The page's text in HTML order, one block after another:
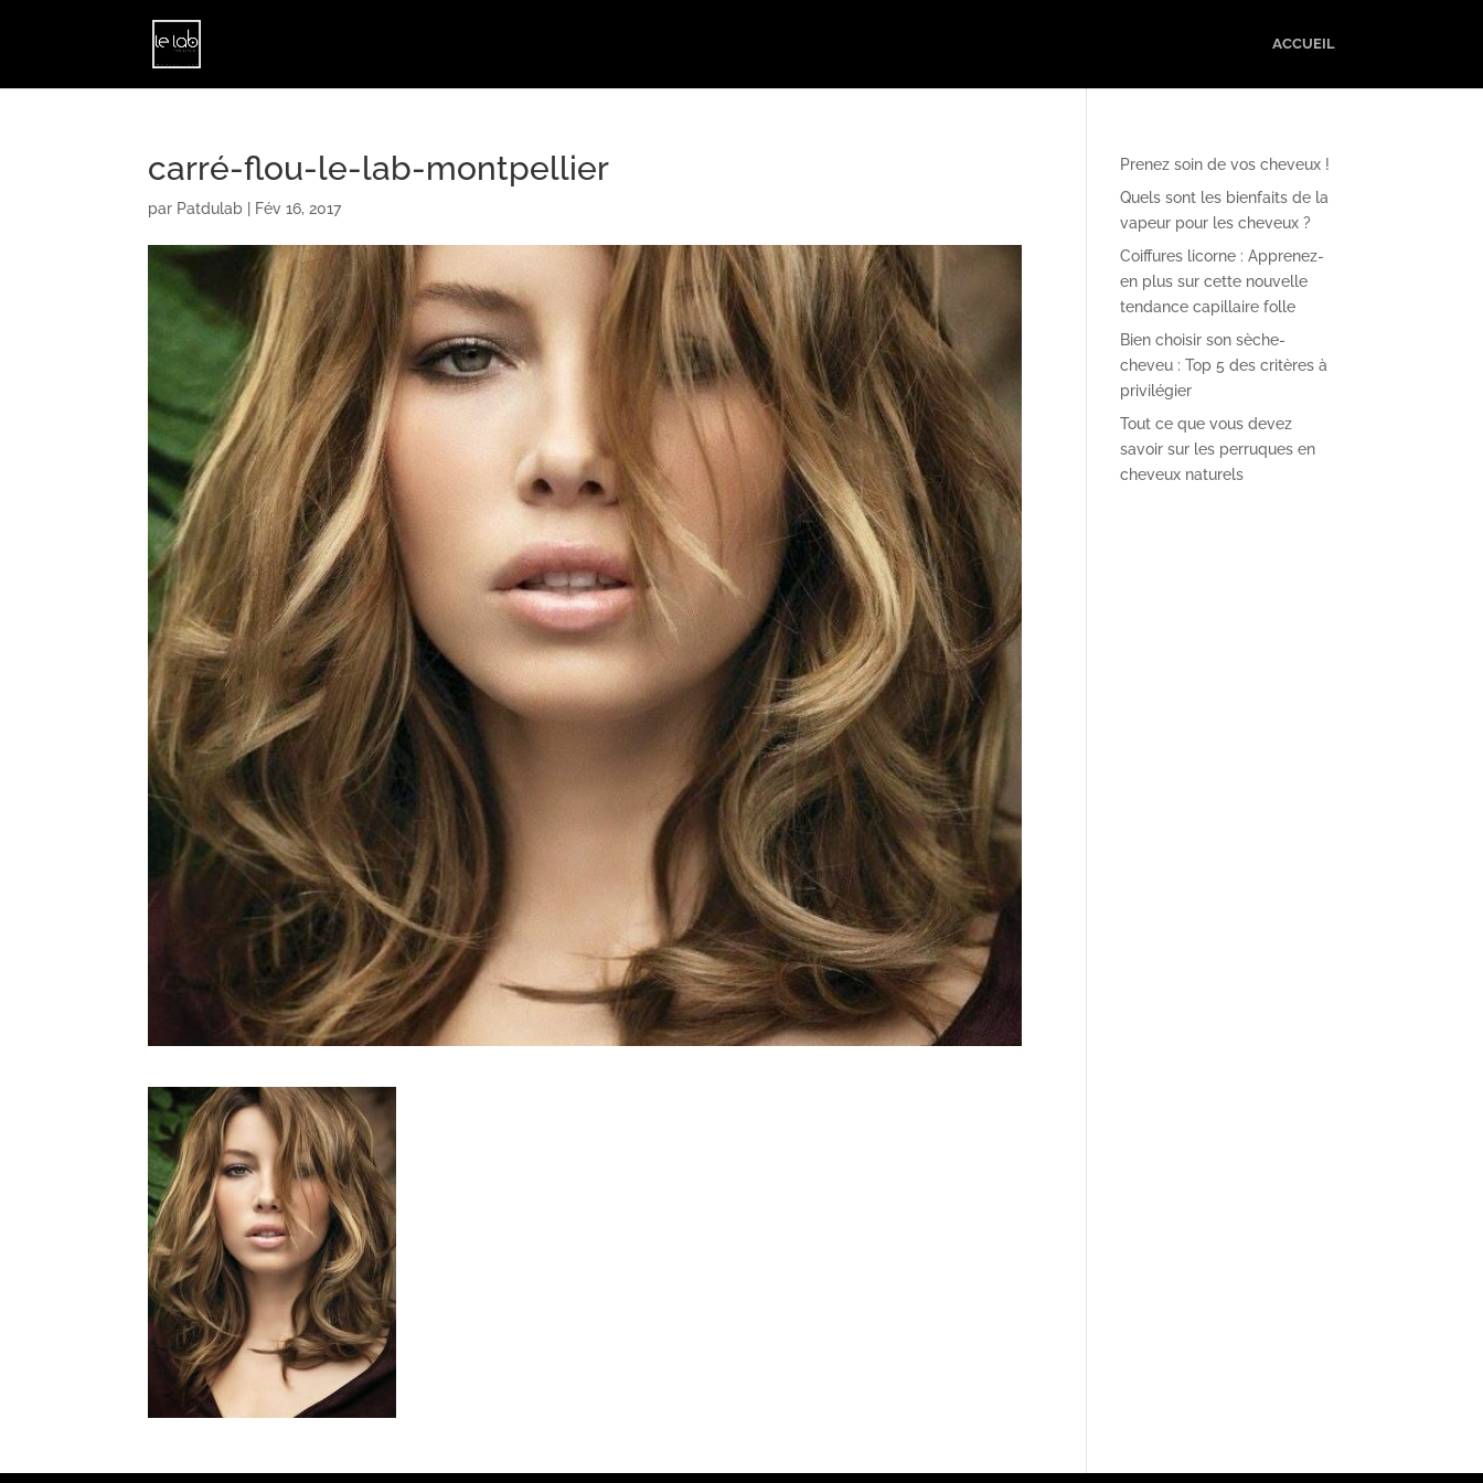
ACCUEIL
carré-flou-le-lab-montpellier
par Patdulab Fév 16, 2017
Prenez soin de vos cheveux !
Quels sont les bienfaits de la
vapeur pour les cheveux ?
Coiffures licorne : Apprenez-
en plus sur cette nouvelle
tendance capillaire folle
Bien choisir son sèche-
cheveu : Top 5 des critères à
privilégier
Tout ce que vous devez
savoir sur les perruques en
cheveux naturels